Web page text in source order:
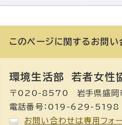
このページに関する お問い
環境生活部 若者女性
〒020-8570 岩手県盛岡
電話番号：019-629-
お問い合わせは専用フォ